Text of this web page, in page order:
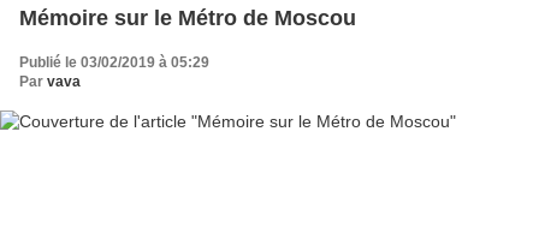
Mémoire sur le Métro de Moscou
Publié le 03/02/2019 à 05:29
Par vava